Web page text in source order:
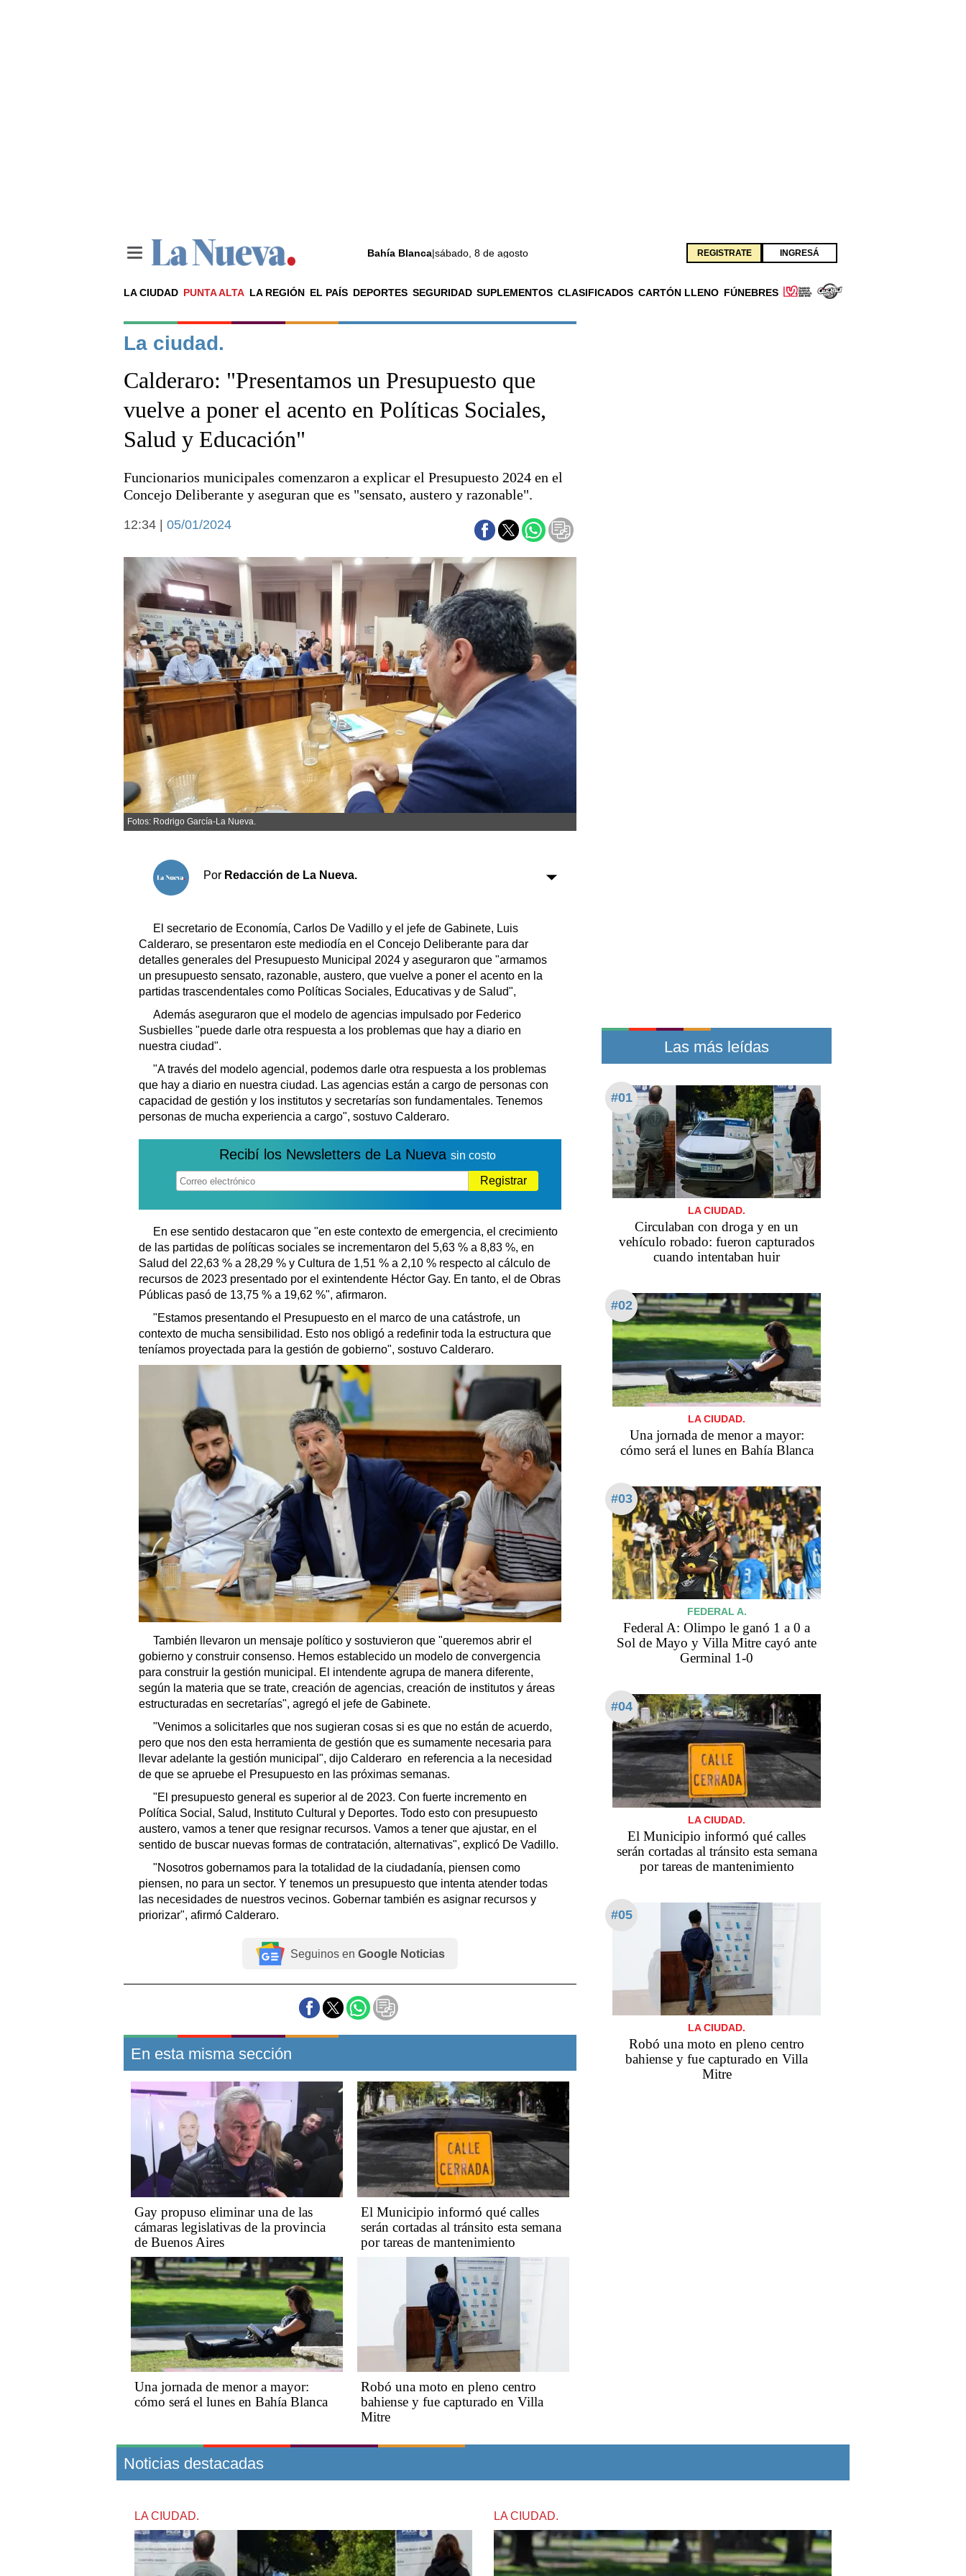
Bahía Blanca|sábado, 8 de agosto REGISTRATE INGRESÁ
LA CIUDAD PUNTA ALTA LA REGIÓN EL PAÍS DEPORTES SEGURIDAD SUPLEMENTOS CLASIFICADOS CARTÓN LLENO FÚNEBRES
Noticias
La ciudad
El país
Seguridad
Liga del Sur
Básquetbol
Arte y cultura
Cines
Economía y campo
Economía y finanzas
Con el campo
Espacio empresas
Sociedad y tiempo libre
Sociedad
Tecnología
Turismo
Salud
Es viral
El tiempo
Cartón Lleno
Fúnebres
Clasificados
Suplementos
Servicios
Farmacias
Datos Útiles
Fúnebres
Edictos
Teléfonos de urgencia
La ciudad.
Calderaro: "Presentamos un Presupuesto que
vuelve a poner el acento en Políticas Sociales,
Salud y Educación"
Funcionarios municipales comenzaron a explicar el Presupuesto 2024 en el
Concejo Deliberante y aseguran que es "sensato, austero y razonable".
12:34 | 05/01/2024
Fotos: Rodrigo García-La Nueva.
Por Redacción de La Nueva.
El secretario de Economía, Carlos De Vadillo y el jefe de Gabinete, Luis
Calderaro, se presentaron este mediodía en el Concejo Deliberante para dar
detalles generales del Presupuesto Municipal 2024 y aseguraron que "armamos
un presupuesto sensato, razonable, austero, que vuelve a poner el acento en la
partidas trascendentales como Políticas Sociales, Educativas y de Salud",
Además aseguraron que el modelo de agencias impulsado por Federico
Susbielles "puede darle otra respuesta a los problemas que hay a diario en
nuestra ciudad".
"A través del modelo agencial, podemos darle otra respuesta a los problemas
que hay a diario en nuestra ciudad. Las agencias están a cargo de personas con
capacidad de gestión y los institutos y secretarías son fundamentales. Tenemos
personas de mucha experiencia a cargo", sostuvo Calderaro.
Recibí los Newsletters de La Nueva sin costo
Registrar
En ese sentido destacaron que "en este contexto de emergencia, el crecimiento
de las partidas de políticas sociales se incrementaron del 5,63 % a 8,83 %, en
Salud del 22,63 % a 28,29 % y Cultura de 1,51 % a 2,10 % respecto al cálculo de
recursos de 2023 presentado por el exintendente Héctor Gay. En tanto, el de Obras
Públicas pasó de 13,75 % a 19,62 %", afirmaron.
"Estamos presentando el Presupuesto en el marco de una catástrofe, un
contexto de mucha sensibilidad. Esto nos obligó a redefinir toda la estructura que
teníamos proyectada para la gestión de gobierno", sostuvo Calderaro.
También llevaron un mensaje político y sostuvieron que "queremos abrir el
gobierno y construir consenso. Hemos establecido un modelo de convergencia
para construir la gestión municipal. El intendente agrupa de manera diferente,
según la materia que se trate, creación de agencias, creación de institutos y áreas
estructuradas en secretarías", agregó el jefe de Gabinete.
"Venimos a solicitarles que nos sugieran cosas si es que no están de acuerdo,
pero que nos den esta herramienta de gestión que es sumamente necesaria para
llevar adelante la gestión municipal", dijo Calderaro en referencia a la necesidad
de que se apruebe el Presupuesto en las próximas semanas.
"El presupuesto general es superior al de 2023. Con fuerte incremento en
Política Social, Salud, Instituto Cultural y Deportes. Todo esto con presupuesto
austero, vamos a tener que resignar recursos. Vamos a tener que ajustar, en el
sentido de buscar nuevas formas de contratación, alternativas", explicó De Vadillo.
"Nosotros gobernamos para la totalidad de la ciudadanía, piensen como
piensen, no para un sector. Y tenemos un presupuesto que intenta atender todas
las necesidades de nuestros vecinos. Gobernar también es asignar recursos y
priorizar", afirmó Calderaro.
Seguinos en Google Noticias
En esta misma sección
Gay propuso eliminar una de las
cámaras legislativas de la provincia
de Buenos Aires
El Municipio informó qué calles
serán cortadas al tránsito esta semana
por tareas de mantenimiento
Una jornada de menor a mayor:
cómo será el lunes en Bahía Blanca
Robó una moto en pleno centro
bahiense y fue capturado en Villa
Mitre
Las más leídas
#01
LA CIUDAD.
Circulaban con droga y en un
vehículo robado: fueron capturados
cuando intentaban huir
#02
LA CIUDAD.
Una jornada de menor a mayor:
cómo será el lunes en Bahía Blanca
#03
FEDERAL A.
Federal A: Olimpo le ganó 1 a 0 a
Sol de Mayo y Villa Mitre cayó ante
Germinal 1-0
#04
LA CIUDAD.
El Municipio informó qué calles
serán cortadas al tránsito esta semana
por tareas de mantenimiento
#05
LA CIUDAD.
Robó una moto en pleno centro
bahiense y fue capturado en Villa
Mitre
Noticias destacadas
LA CIUDAD. LA CIUDAD.